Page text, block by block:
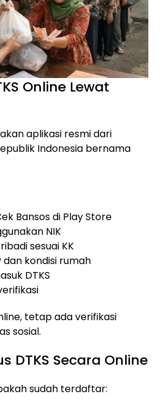
Online Lewat
aplikasi resmi dari
Indonesia bernama
Bansos di Play Store
NIK
sesuai KK
dan kondisi rumah
DTKS
tetap ada verifikasi
sosial.
DTKS Secara Online
sudah terdaftar: